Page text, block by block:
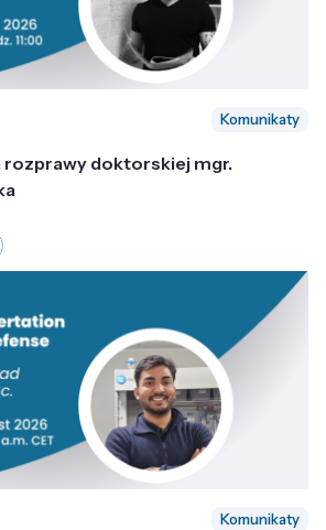
Komunikaty
rozprawy doktorskiej mgr.
Komunikaty